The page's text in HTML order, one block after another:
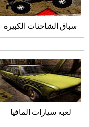
سباق الشاحنات الكبيرة
لعبة سيارات المافيا